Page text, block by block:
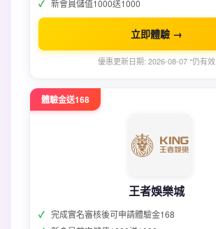
新會員儲值1000送1000
立即體驗 →
優惠更新日期: 2026-08-07 *仍有效
體驗金送168
王者娛樂城
完成實名審核後可申請體驗金168